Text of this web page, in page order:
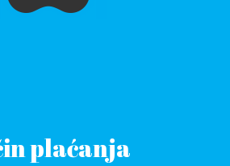
plaćanja